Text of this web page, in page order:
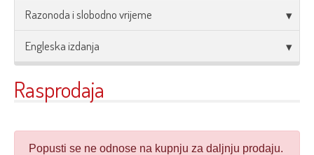
Razonoda i slobodno vrijeme
Engleska izdanja
Rasprodaja
Popusti se ne odnose na kupnju za daljnju prodaju.